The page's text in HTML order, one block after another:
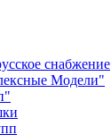
снабжение
Модели"